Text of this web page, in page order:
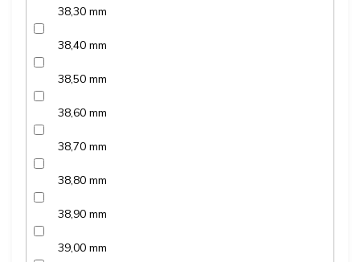
38,30 mm
38,40 mm
38,50 mm
38,60 mm
38,70 mm
38,80 mm
38,90 mm
39,00 mm